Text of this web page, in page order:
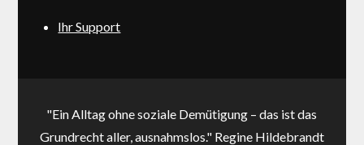
Ihr Support
"Ein Alltag ohne soziale Demütigung – das ist das
Grundrecht aller, ausnahmslos." Regine Hildebrandt